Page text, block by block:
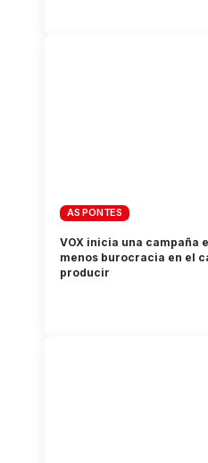
AS PONTES
VOX inicia una campaña
menos burocracia en el
producir